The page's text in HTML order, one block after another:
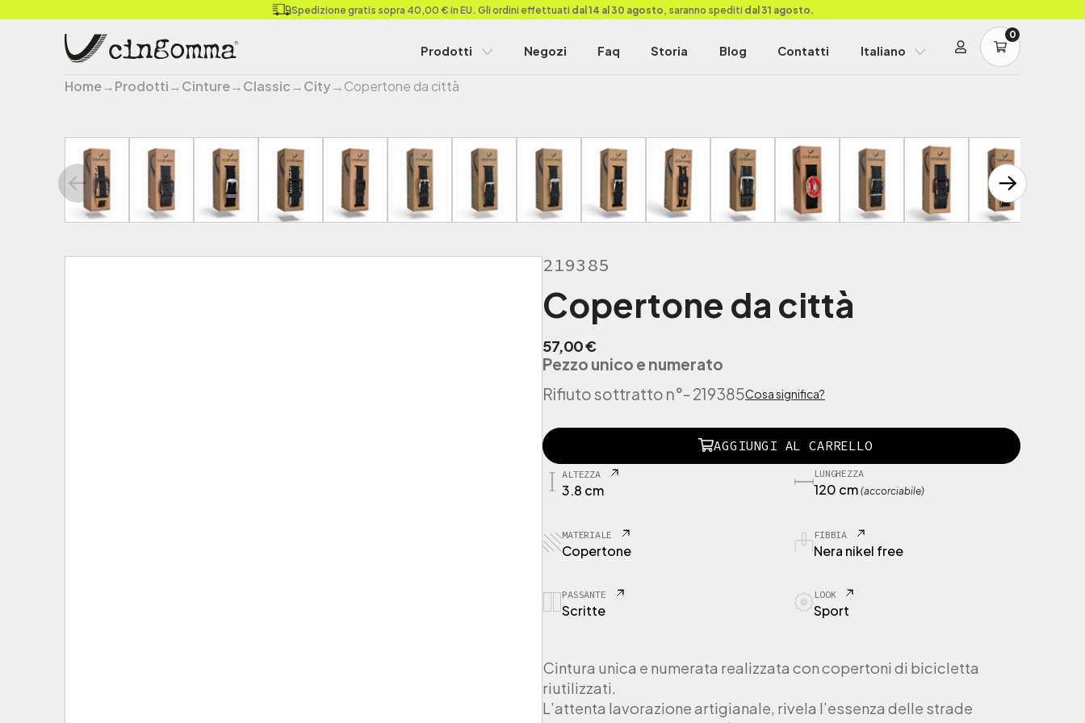
Spedizione gratis sopra 40,00 € in EU. Gli ordini effettuati dal 14 al 30 agosto , saranno spediti dal 31 agosto.
Prodotti Negozi Faq Storia Blog Contatti Italiano
0
Home→Prodotti→Cinture→Classic→City→Copertone da città
219385
Copertone da città
57,00€
Pezzo unico e numerato
Rifiuto sottratto n°- 219385Cosa significa?
2
1
C
o
r
t
e
d
a
c
AGGIUNGI AL CARRELLO
ALTEZZA
3.8 cm
LUNGHEZZA
120 cm (accorciabile)
MATERIALE
Copertone
FIBBIA
Nera nikel free
PASSANTE
Scritte
LOOK
Sport
Cintura unica e numerata realizzata con copertoni di bicicletta
riutilizzati.
L’attenta lavorazione artigianale, rivela l’essenza delle strade